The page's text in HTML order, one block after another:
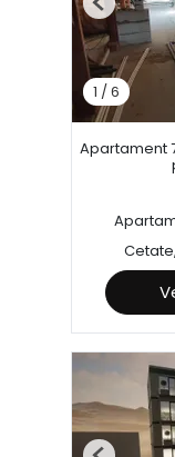
1 /6
Previous
Apartament